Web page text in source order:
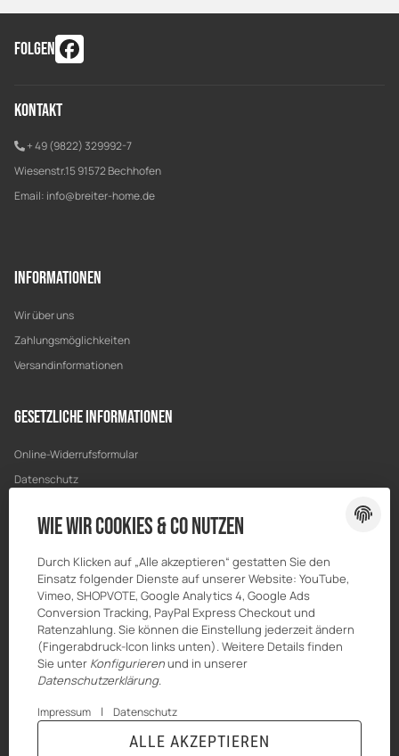
FOLGEN
Kontakt
+ 49 (9822) 329992-7
Wiesenstr.15 91572 Bechhofen
Email: info@breiter-home.de
Informationen
Wir über uns
Zahlungsmöglichkeiten
Versandinformationen
Gesetzliche Informationen
Online-Widerrufsformular
Datenschutz
Sitemap
Impressum
Batteriegesetzhinweise
Widerrufsrecht
Wie wir Cookies & Co nutzen
Durch Klicken auf „Alle akzeptieren“ gestatten Sie den
Einsatz folgender Dienste auf unserer Website: YouTube,
Vimeo, SHOPVOTE, Google Analytics 4, Google Ads
Conversion Tracking, PayPal Express Checkout und
Ratenzahlung. Sie können die Einstellung jederzeit ändern
(Fingerabdruck-Icon links unten). Weitere Details finden
Sie unter Konfigurierenund in unserer
Datenschutzerklärung.
Impressum | Datenschutz
ALLE AKZEPTIEREN